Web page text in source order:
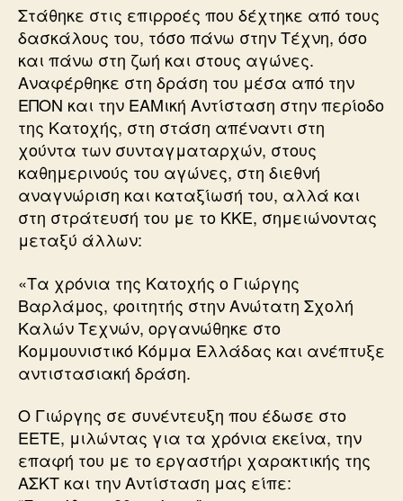
Στάθηκε στις επιρροές που δέχτηκε από τους
δασκάλους του, τόσο πάνω στην Τέχνη, όσο
και πάνω στη ζωή και στους αγώνες.
Αναφέρθηκε στη δράση του μέσα από την
ΕΠΟΝ και την ΕΑΜική Αντίσταση στην περίοδο
της Κατοχής, στη στάση απέναντι στη
χούντα των συνταγματαρχών, στους
καθημερινούς του αγώνες, στη διεθνή
αναγνώριση και καταξίωσή του, αλλά και
στη στράτευσή του με το ΚΚΕ, σημειώνοντας
μεταξύ άλλων:
«Τα χρόνια της Κατοχής ο Γιώργης
Βαρλάμος, φοιτητής στην Ανώτατη Σχολή
Καλών Τεχνών, οργανώθηκε στο
Κομμουνιστικό Κόμμα Ελλάδας και ανέπτυξε
αντιστασιακή δράση.
Ο Γιώργης σε συνέντευξη που έδωσε στο
ΕΕΤΕ, μιλώντας για τα χρόνια εκείνα, την
επαφή του με το εργαστήρι χαρακτικής της
ΑΣΚΤ και την Αντίσταση μας είπε: